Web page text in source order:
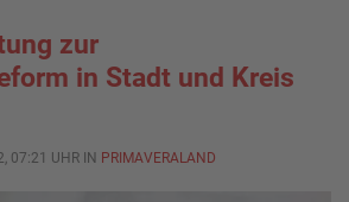
zur
in Stadt und Kreis
07:21 UHR IN PRIMAVERALAND